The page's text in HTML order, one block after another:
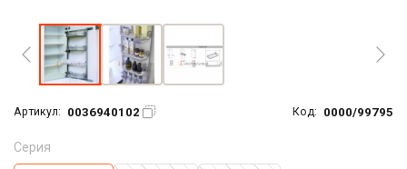
Артикул: 0036940102 Код: 0000/99795
Серия